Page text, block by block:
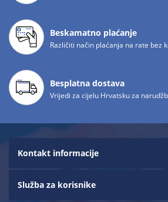
Beskamatno plaćanje
Različiti način plaćanja na rate bez
Besplatna dostava
Vrijedi za cijelu Hrvatsku za
Kontakt informacije
Služba za korisnike